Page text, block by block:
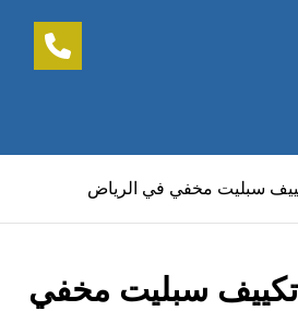
سبليت مخفي في الرياض
سبليت مخفي